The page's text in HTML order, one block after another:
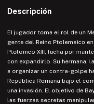
Descripción
El jugador toma el rol de un
gente del Reino Ptolemaico
Ptolomeo XIII, lucha por
con expandirlo. Su hermana,
a organizar un contra-golpe
República Romana bajo el
una invasión. El objetivo de
las fuerzas secretas